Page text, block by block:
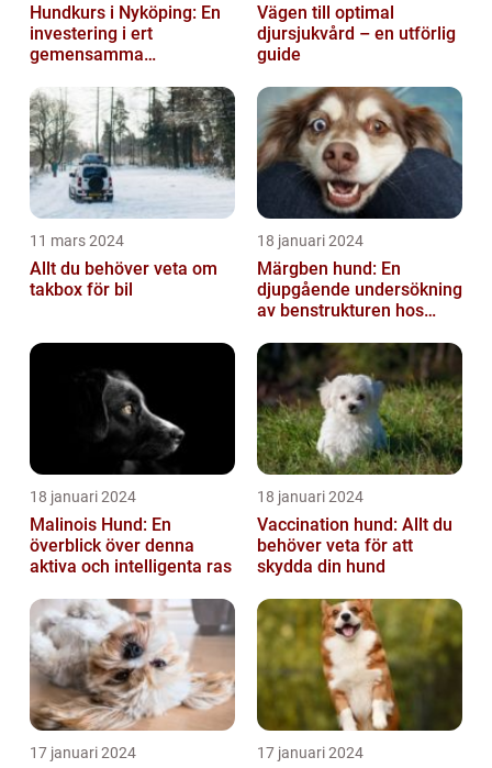
Hundkurs i Nyköping: En
investering i ert
gemensamma
Vägen till optimal
djursjukvård – en utförlig
guide
11 mars 2024
Allt du behöver veta om
takbox för bil
18 januari 2024
Märgben hund: En
djupgående undersökning
av benstrukturen hos
18 januari 2024
Malinois Hund: En
överblick över denna
aktiva och intelligenta ras
18 januari 2024
Vaccination hund: Allt du
behöver veta för att
skydda din hund
17 januari 2024 17 januari 2024